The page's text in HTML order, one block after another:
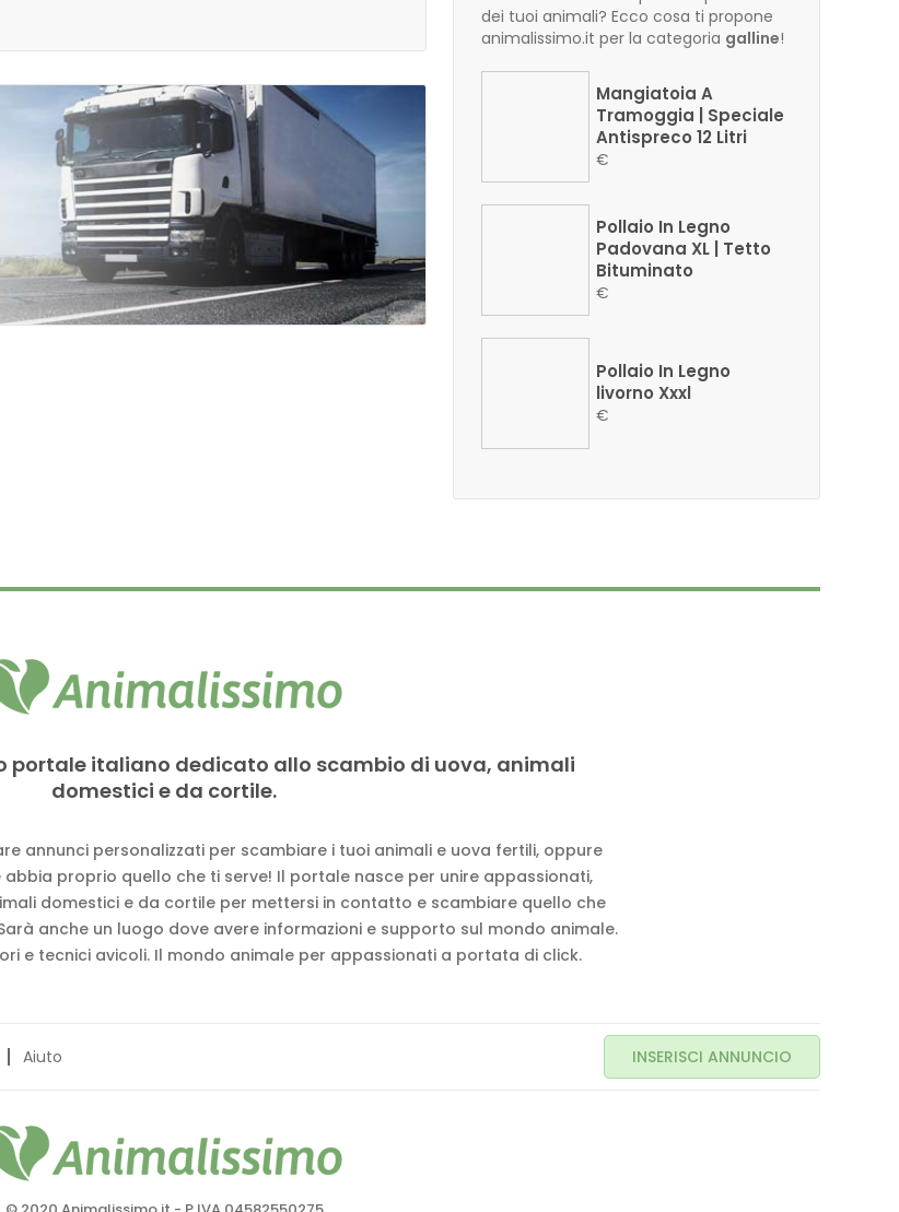
dei tuoi animali? Ecco cosa ti propone
animalissimo.it per la categoria galline!
Mangiatoia A
Tramoggia | Speciale
Antispreco 12 Litri
€
Pollaio In Legno
Padovana XL | Tetto
Bituminato
€
Pollaio In Legno
livorno Xxxl
€
portale italiano dedicato allo scambio di uova, animali
domestici e da cortile.
annunci personalizzati per scambiare i tuoi animali e uova fertili, oppure
proprio quello che ti serve! Il portale nasce per unire appassionati,
domestici e da cortile per mettersi in contatto e scambiare quello che
anche un luogo dove avere informazioni e supporto sul mondo animale.
e tecnici avicoli. Il mondo animale per appassionati a portata di click.
Aiuto INSERISCI ANNUNCIO